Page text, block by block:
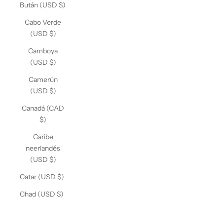
Bután (USD $)
Cabo Verde
(USD $)
Camboya
(USD $)
Camerún
(USD $)
Canadá (CAD
$)
Caribe
neerlandés
(USD $)
Catar (USD $)
Chad (USD $)